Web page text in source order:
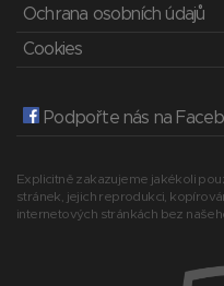
Ochrana osobních údajů
Cookies
Podpořte nás na
Explicitně zakazujeme jakékoli
stránek, jejich reprodukci,
internetových stránkách bez